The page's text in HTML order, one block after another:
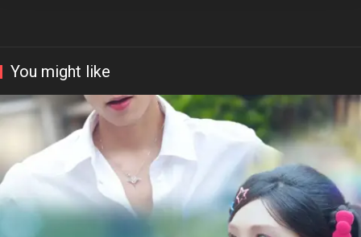
You might like